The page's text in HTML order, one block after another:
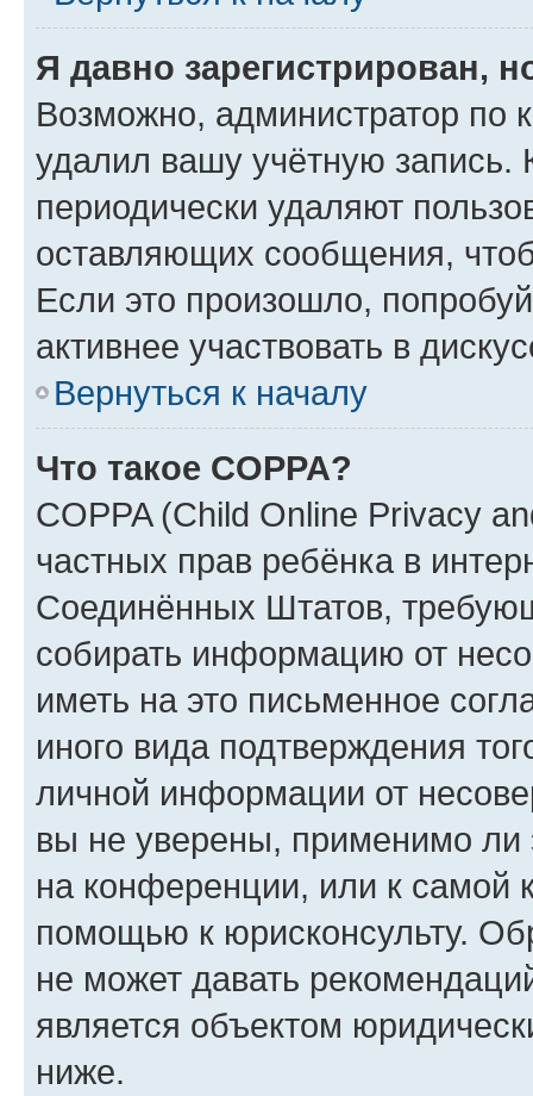
Я давно зарегистрирован,
Возможно, администратор по
удалил вашу учётную запись.
периодически удаляют
оставляющих сообщения,
Если это произошло,
активнее участвовать в
Вернуться к началу
Что такое COPPA?
COPPA (Child Online Privacy
частных прав ребёнка в
Соединённых Штатов,
собирать информацию от
иметь на это письменное
иного вида подтверждения
личной информации от
вы не уверены, применимо ли
на конференции, или к самой
помощью к юрисконсульту.
не может давать
является объектом
ниже.